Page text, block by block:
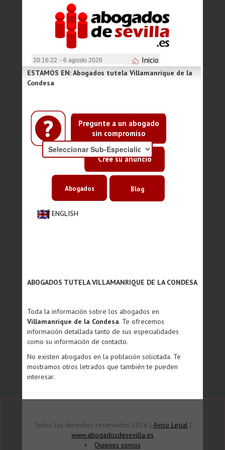
20:16:22 - 6 agosto 2026 Inicio
Pregunte a un abogado
sin compromiso
Cree su anuncio
ESTAMOS EN: Abogados tutela Villamanrique de la
Condesa
ENGLISH
Abogados Blog
ABOGADOS TUTELA VILLAMANRIQUE DE LA CONDESA
Toda la información sobre los abogados en
Villamanrique de la Condesa. Te ofrecemos
información detallada tanto de sus especialidades
como su información de contacto.
No existen abogados en la población solicitada. Te
mostramos otros letrados que también te pueden
interesar.
Todos los derechos reservados 2026 | Aviso Legal |
www.abogadosdesevilla.es
Quienes somos